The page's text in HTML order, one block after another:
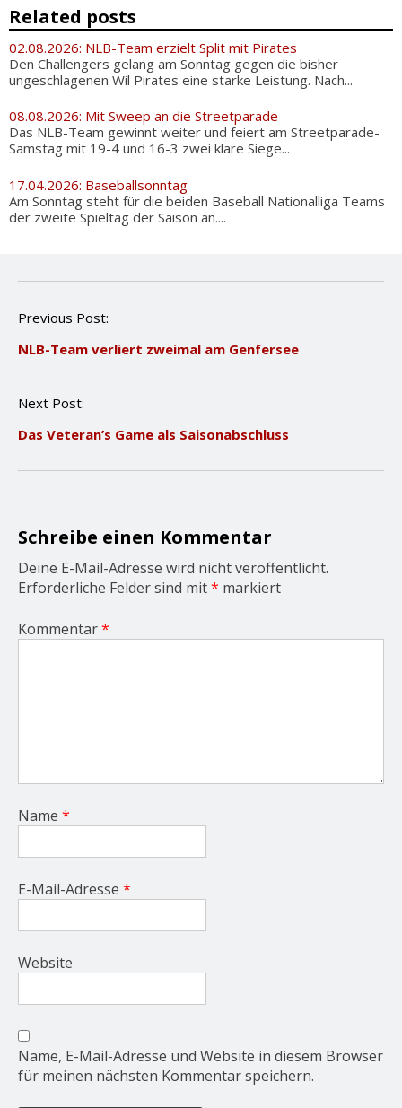
Related posts
02.08.2026: NLB-Team erzielt Split mit Pirates
Den Challengers gelang am Sonntag gegen die bisher
ungeschlagenen Wil Pirates eine starke Leistung. Nach...
08.08.2026: Mit Sweep an die Streetparade
Das NLB-Team gewinnt weiter und feiert am Streetparade-
Samstag mit 19-4 und 16-3 zwei klare Siege...
17.04.2026: Baseballsonntag
Am Sonntag steht für die beiden Baseball Nationalliga Teams
der zweite Spieltag der Saison an....
P
s
a
i
o
Previous Post:
NLB-Team verliert zweimal am Genfersee
Next Post:
Das Veteran’s Game als Saisonabschluss
Schreibe einen Kommentar
Deine E-Mail-Adresse wird nicht veröffentlicht.
Erforderliche Felder sind mit* markiert
Kommentar*
Name *
E-Mail-Adresse *
Website
Name, E-Mail-Adresse und Website in diesem Browser
für meinen nächsten Kommentar speichern.